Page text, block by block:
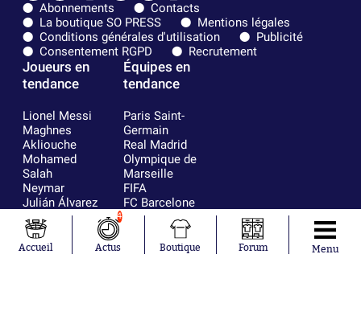
Abonnements
Contacts
La boutique SO PRESS
Mentions légales
Conditions générales d'utilisation
Publicité
Consentement RGPD
Recrutement
Joueurs en
tendance
Lionel Messi
Maghnes
Akliouche
Mohamed
Salah
Neymar
Julián Álvarez
Ferrán Torres
Kilian Corredor
Franco
Équipes en
tendance
Paris Saint-
Germain
Real Madrid
Olympique de
Marseille
FIFA
FC Barcelone
Argentine
Olympique
lyonnais
Accueil
4
Actus Boutique Forum Menu